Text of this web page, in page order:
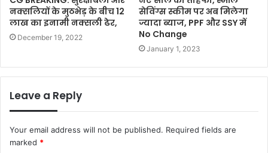
नक्सलियों के मुठभेड़ के बीच 12
लाख का इनामी नक्सली ढेर,
December 19, 2022
सेविंग्स स्कीम पर अब मिलेगा
ज्यादा ब्याज, PPF और SSY में
No Change
January 1, 2023
Leave a Reply
Your email address will not be published. Required fields are
marked *